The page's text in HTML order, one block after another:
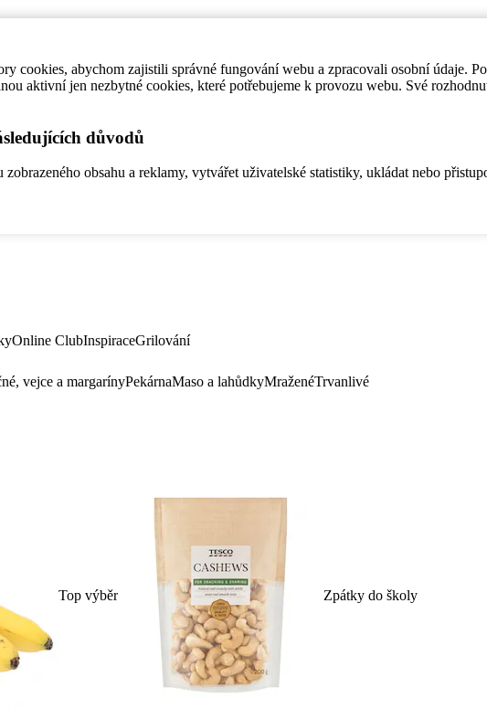
cookies, abychom zajistili správné fungování webu a zpracovali osobní údaje.
aktivní jen nezbytné cookies, které potřebujeme k provozu webu. Své
důvodů
obsahu a reklamy, vytvářet uživatelské statistiky, ukládat nebo
Online ClubInspiraceGrilování
vejce a margarínyPekárnaMaso a lahůdkyMraženéTrvanlivé
Top výběr Zpátky do školy